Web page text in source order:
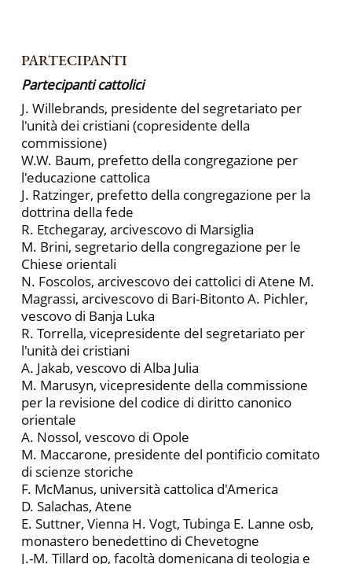
PARTECIPANTI
Partecipanti cattolici
J. Willebrands, presidente del segretariato per
l'unità dei cristiani (copresidente della
commissione)
W.W. Baum, prefetto della congregazione per
l'educa­zione cattolica
J. Ratzinger, prefetto della congregazione per la
dottrina della fede
R. Etchegaray, arcivescovo di Marsiglia
M. Brini, segretario della congregazione per le
Chiese orientali
N. Foscolos, arcivescovo dei cattolici di Atene M.
Magrassi, arcivescovo di Bari-Bitonto A. Pichler,
vescovo di Banja Luka
R. Torrella, vicepresidente del segretariato per
l'unità dei cristiani
A. Jakab, vescovo di Alba Julia
M. Marusyn, vicepresidente della commissione
per la re­visione del codice di diritto canonico
orientale
A. Nossol, vescovo di Opole
M. Maccarone, presidente del pontificio comitato
di scienze storiche
F. McManus, università cattolica d'America
D. Salachas, Atene
E. Suttner, Vienna H. Vogt, Tubinga E. Lanne osb,
monastero benedettino di Chevetogne
J.-M. Tillard op, facoltà domenicana di teologia e